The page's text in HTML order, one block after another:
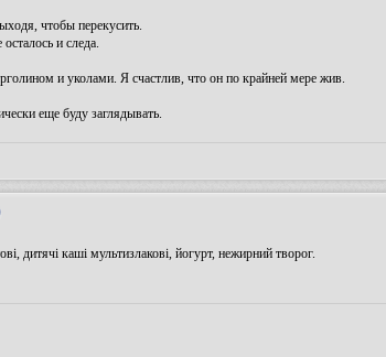
чтобы перекусить.
и следа.
и уколами. Я счастлив, что он по крайней мере жив.
еще буду заглядывать.
дитячі каші мультизлакові, йогурт, нежирний творог.